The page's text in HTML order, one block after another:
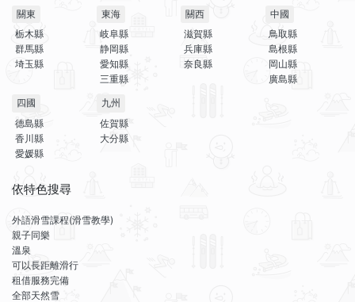
關東
栃木縣
群馬縣
埼玉縣
東海
岐阜縣
静岡縣
愛知縣
三重縣
關西
滋賀縣
兵庫縣
奈良縣
中國
鳥取縣
島根縣
岡山縣
廣島縣
四國
德島縣
香川縣
愛媛縣
九州
佐賀縣
大分縣
依特色搜尋
外語滑雪課程(滑雪教學)
親子同樂
溫泉
可以長距離滑行
租借服務完備
全部天然雪